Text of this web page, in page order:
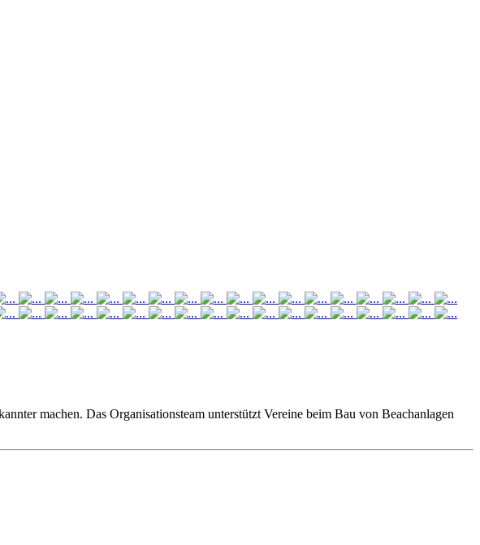
machen. Das Organisationsteam unterstützt Vereine beim Bau von Beachanlagen